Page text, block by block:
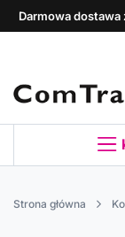
Darmowa dostawa
Strona główna